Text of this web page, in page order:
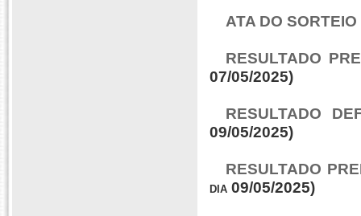
ATA DO
RESULTADO
07/05/2025)
RESULTADO
09/05/2025)
RESULTADO
dia 09/05/2025)